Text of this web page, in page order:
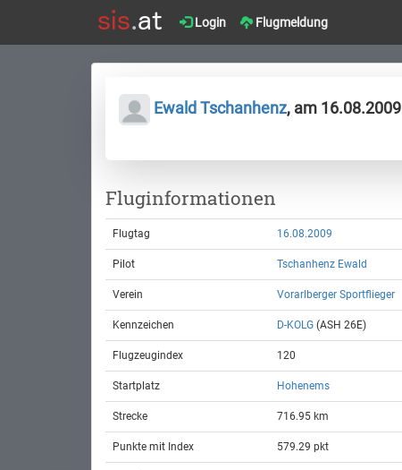
Login Flugmeldung
Ewald Tschanhenz, am 16.08.2009
Fluginformationen
Flugtag 16.08.2009
Pilot Tschanhenz Ewald
Verein Vorarlberger Sportflieger
Kennzeichen D-KOLG (ASH 26E)
Flugzeugindex 120
Startplatz Hohenems
Strecke 716.95 km
Punkte mit Index 579.29 pkt